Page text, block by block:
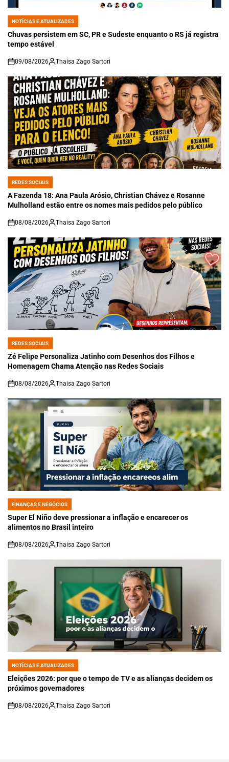
POSTED
IN
NOTÍCIAS E ATUALIZADES
Chuvas persistem em SC, PR e Sudeste enquanto o RS já registra
tempo estável
on
09/08/2026 Thaisa Zago Sartori
POSTED
IN
REDES SOCIAIS
A Fazenda 18: Ana Paula Arósio, Christian Chávez e Rosanne
Mulholland estão entre os nomes mais pedidos pelo público
on
08/08/2026 Thaisa Zago Sartori
POSTED
IN
REDES SOCIAIS
Zé Felipe Personaliza Jatinho com Desenhos dos Filhos e
Homenagem Chama Atenção nas Redes Sociais
on
08/08/2026 Thaisa Zago Sartori
POSTED
IN
FINANÇAS E NEGÓCIOS
Super El Niño deve pressionar a inflação e encarecer os
alimentos no Brasil inteiro
on
08/08/2026 Thaisa Zago Sartori
POSTED
IN
NOTÍCIAS E ATUALIZADES
Eleições 2026: por que o tempo de TV e as alianças decidem os
próximos governadores
on
08/08/2026 Thaisa Zago Sartori